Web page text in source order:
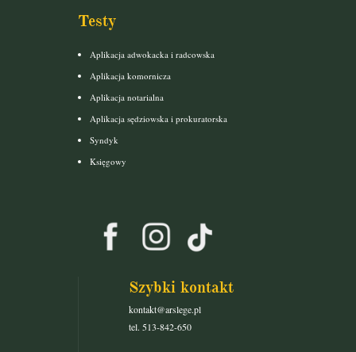
Testy
Aplikacja adwokacka i radcowska
Aplikacja komornicza
Aplikacja notarialna
Aplikacja sędziowska i prokuratorska
Syndyk
Księgowy
Szybki kontakt
kontakt@arslege.pl
tel. 513-842-650